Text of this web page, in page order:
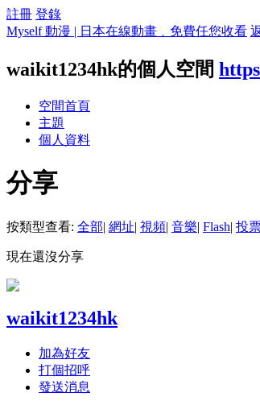
註冊 登錄
Myself 動漫 | 日本在線動畫﹑免費任您收看
waikit1234hk的個人空間
空間首頁
主題
個人資料
分享
按類型查看: 全部| 網址| 視頻| 音樂| Flash| 投
現在還沒分享
waikit1234hk
加為好友
打個招呼
發送消息